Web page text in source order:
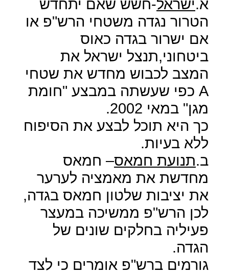
א.ישראל-חשש שאם יתחדש
הטרור נגדה משטחי הרש"פ או
אם ישרור בגדה כאוס
ביטחוני,תנצל ישראל את
המצב לכבוש מחדש את שטחי
A כפי שעשתה במבצע "חומת
מגן" במאי 2002.
כך היא תוכל לבצע את הסיפוח
ללא בעיות.
ב.תנועת חמאס– חמאס
מחדשת את מאמציה לערער
את יציבות שלטון חמאס בגדה,
לכן הרש"פ ממשיכה במעצר
פעיליה בחלקים שונים של
הגדה.
גורמים ברש"פ אומרים כי לצד